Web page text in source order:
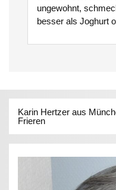
ungewohnt,
besser als Joghurt
Karin Hertzer aus
Frieren